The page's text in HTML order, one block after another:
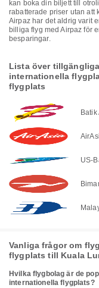
kan boka din biljett till
rabatterade priser utan att
Airpaz har det aldrig varit
billiga flyg med Airpaz för
besparingar.
Lista över
internationella
flygplats
Batik
US-
Vanliga frågor om
flygplats till Kuala
Hvilka flygbolag är de
internationella flygplats?